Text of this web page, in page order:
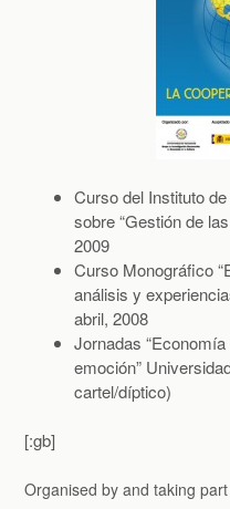
Curso del Instituto
sobre “Gestión de
2009
Curso Monográfico
análisis y
abril, 2008
Jornadas
emoción”
cartel/díptico)
[:gb]
Organised by and taking part